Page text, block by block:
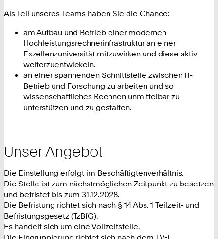
Als Teil unseres Teams haben Sie die Chance:
am Aufbau und Betrieb einer modernen
Hochleistungsrechnerinfrastruktur an einer
Exzellenzuniversität mitzuwirken und diese aktiv
weiterzuentwickeln.
an einer spannenden Schnittstelle zwischen IT-
Betrieb und Forschung zu arbeiten und so
wissenschaftliches Rechnen unmittelbar zu
unterstützen und zu gestalten.
Unser Angebot
Die Einstellung erfolgt im Beschäftigtenverhältnis.
Die Stelle ist zum nächstmöglichen Zeitpunkt zu besetzen
und befristet bis zum 31.12.2028.
Die Befristung richtet sich nach § 14 Abs. 1 Teilzeit- und
Befristungsgesetz (TzBfG).
Es handelt sich um eine Vollzeitstelle.